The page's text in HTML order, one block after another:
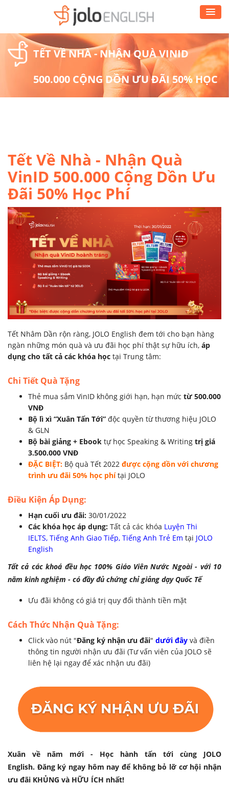
TẾT VỀ NHÀ - NHẬN QUÀ VINID
500.000 CỘNG DỒN ƯU ĐÃI 50% HỌC
Tết Về Nhà - Nhận Quà
VinID 500.000 Cộng Dồn Ưu
Đãi 50% Học Phí
Tết Nhâm Dần rộn ràng, JOLO English đem tới cho bạn hàng
ngàn những món quà và ưu đãi học phí thật sự hữu ích, áp
dụng cho tất cả các khóa học tại Trung tâm:
Chi Tiết Quà Tặng
Thẻ mua sắm VinID không giới hạn, hạn mức từ 500.000
VNĐ
Bộ lì xì “Xuân Tấn Tới” độc quyền từ thương hiệu JOLO
& GLN
Bộ bài giảng + Ebook tự học Speaking & Writing trị giá
3.500.000 VNĐ
ĐẶC BIỆT: Bộ quà Tết 2022 được cộng dồn với chương
trình ưu đãi 50% học phí tại JOLO
Điều Kiện Áp Dụng:
Hạn cuối ưu đãi: 30/01/2022
Các khóa học áp dụng: Tất cả các khóa Luyện Thi
IELTS, Tiếng Anh Giao Tiếp, Tiếng Anh Trẻ Em tại JOLO
English
Tất cả các khoá đều học 100% Giáo Viên Nước Ngoài - với 10
năm kinh nghiệm - có đầy đủ chứng chỉ giảng dạy Quốc Tế
Ưu đãi không có giá trị quy đổi thành tiền mặt
Cách Thức Nhận Quà Tặng:
Click vào nút "Đăng ký nhận ưu đãi" dưới đây và điền
thông tin người nhận ưu đãi (Tư vấn viên của JOLO sẽ
liên hệ lại ngay để xác nhận ưu đãi)
Xuân về năm mới - Học hành tấn tới cùng JOLO
English. Đăng ký ngay hôm nay để không bỏ lỡ cơ hội nhận
ưu đãi KHỦNG và HỮU ÍCH nhất!